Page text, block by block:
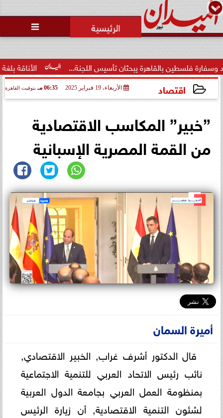

الأناقة بلغة بالقاهرة يبحثان تأسيس اللجنة...
اقتصاد الأربعاء، 19 فبراير 2025 06:35 مـ بتوقيت القاهرة
”خبير” المكاسب الاقتصادية
من القمة المصرية الإسبانية
أميرة السمان
قال الدكتور أشرف غراب, الخبير الاقتصادي,
نائب رئيس الاتحاد العربي للتنمية الاجتماعية
بمنظومة العمل العربي بجامعة الدول العربية
لشئون التنمية الاقتصادية, أن زيارة الرئيس